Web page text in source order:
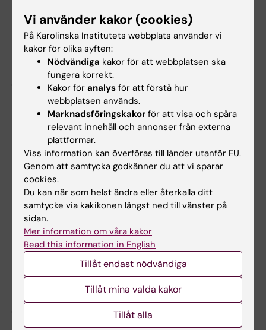
Det kan blåsa rätt hårtnär man tar ställning.
Efter en debattartikel om förlossningsvården
begärde en person ut all min e-post. Och när
jag föreslog att den akuta barnsjukvården
skulle avgiftsbeläggas fick jag höra att jag
borde hamna på en soptipp. Men jag tänker
att man har två vägar att välja på; antingen
kapitulera inför hatet och sluta skriva om
sådant som engagerar eller acceptera att man
kommer att råka ut för påhopp och att det är
ett pris som är värt att betala för att kunna
förändra i viktiga frågor.
Under årens lopp har jag lärt mig att lyssna på
motståndarsidan. En fråga där jag har svängt
med tiden handlar om åldersbedömningar av
ensamkommande. Jag tog först ställning emot
den här typen av bedömningar, men efter att
jag hört många synpunkter och åsikter har jag
delvis ändrat mig.”
Vi använder kakor (cookies)
På Karolinska Institutets webbplats använder vi
kakor för olika syften:
Nödvändiga kakor för att webbplatsen ska
fungera korrekt.
Kakor för analys för att förstå hur
webbplatsen används.
Marknadsföringskakor för att visa och spåra
relevant innehåll och annonser från externa
plattformar.
Viss information kan överföras till länder utanför EU.
Genom att samtycka godkänner du att vi sparar
cookies.
Du kan när som helst ändra eller återkalla ditt
samtycke via kakikonen längst ned till vänster på
sidan.
Mer information om våra kakor
Read this information in English
Tillåt endast nödvändiga
Tillåt mina valda kakor
Tillåt alla